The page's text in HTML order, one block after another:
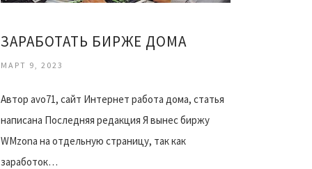
ЗАРАБОТАТЬ БИРЖЕ ДОМА
МАРТ 9, 2023
Автор avo71, сайт Интернет работа дома, статья
написана Последняя редакция Я вынес биржу
WMzona на отдельную страницу, так как
заработок…